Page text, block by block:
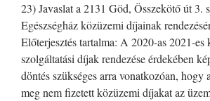
23) Javaslat a 2131 Göd, Összekötő út 3.
Egészségház közüzemi díjainak
Előterjesztés tartalma: A 2020-as 2021-es
szolgáltatási díjak rendezése érdekében
döntés szükséges arra vonatkozóan, hogy
meg nem fizetett közüzemi díjakat az